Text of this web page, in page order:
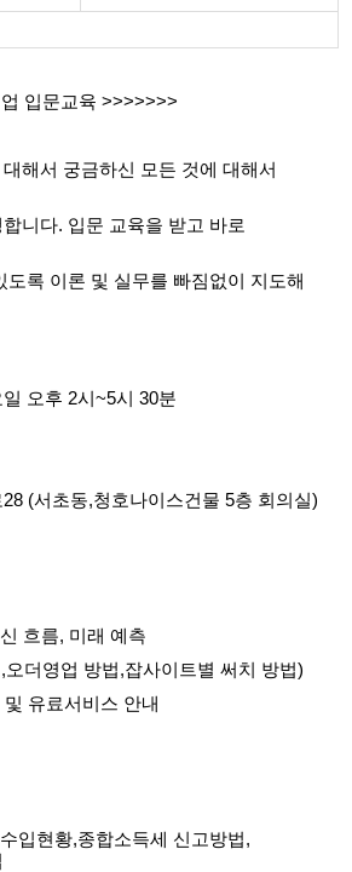
입문교육 >>>>>>>
해서 궁금하신 모든 것에 대해서
니다. 입문 교육을 받고 바로
도록 이론 및 실무를 빠짐없이 지도해
오후 2시~5시 30분
(서초동,청호나이스건물 5층 회의실)
흐름, 미래 예측
더영업 방법,잡사이트별 써치 방법)
유료서비스 안내
입현황,종합소득세 신고방법,